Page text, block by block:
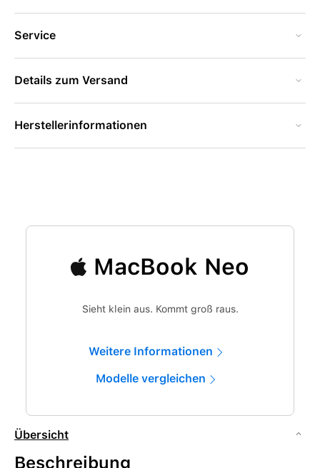
Service
Details zum Versand
Herstellerinformationen
MacBook Neo
Sieht klein aus. Kommt groß raus.
Weitere Informationen
Modelle vergleichen
Übersicht
Beschreibung